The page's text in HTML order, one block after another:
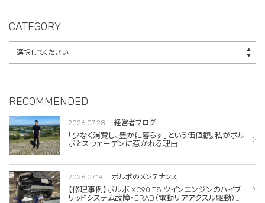
CATEGORY
RECOMMENDED
2026.07.28 経営者ブログ
「少なく消費し、豊かに暮らす」という価値観。私がボル
ボとスウェーデンに惹かれる理由
2026.07.19 ボルボのメンテナンス
【修理事例】ボルボ XC90 T8 ツインエンジンのハイブ
リッドシステム故障・ERAD（電動リアアクスル駆動）交